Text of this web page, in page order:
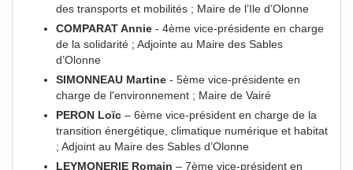
des transports et mobilités ; Maire de l’Ile d’Olonne
COMPARAT Annie - 4ème vice-présidente en charge
de la solidarité ; Adjointe au Maire des Sables
d’Olonne
SIMONNEAU Martine - 5ème vice-présidente en
charge de l'environnement ; Maire de Vairé
PERON Loïc – 6ème vice-président en charge de la
transition énergétique, climatique numérique et habitat
; Adjoint au Maire des Sables d’Olonne
LEYMONERIE Romain – 7ème vice-président en